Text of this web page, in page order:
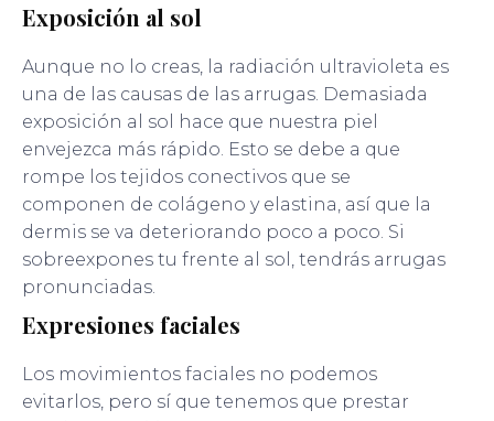
Exposición al sol
Aunque no lo creas, la radiación ultravioleta es
una de las causas de las arrugas. Demasiada
exposición al sol hace que nuestra piel
envejezca más rápido. Esto se debe a que
rompe los tejidos conectivos que se
componen de colágeno y elastina, así que la
dermis se va deteriorando poco a poco. Si
sobreexpones tu frente al sol, tendrás arrugas
pronunciadas.
Expresiones faciales
Los movimientos faciales no podemos
evitarlos, pero sí que tenemos que prestar